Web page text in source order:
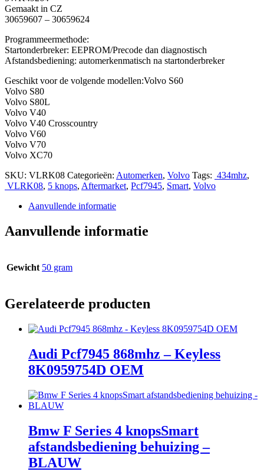
Gemaakt in CZ
30659607 – 30659624
Programmeermethode:
Startonderbreker: EEPROM/Precode dan diagnostisch
Afstandsbediening: automerkenmatisch na startonderbreker
Geschikt voor de volgende modellen:Volvo S60
Volvo S80
Volvo S80L
Volvo V40
Volvo V40 Crosscountry
Volvo V60
Volvo V70
Volvo XC70
SKU: VLRK08 Categorieën: Automerken, Volvo Tags: 434mhz,
VLRK08, 5 knops, Aftermarket, Pcf7945, Smart, Volvo
Aanvullende informatie
Aanvullende informatie
Gewicht 50 gram
Gerelateerde producten
Audi Pcf7945 868mhz – Keyless
8K0959754D OEM
Bmw F Series 4 knopsSmart
afstandsbediening behuizing –
BLAUW